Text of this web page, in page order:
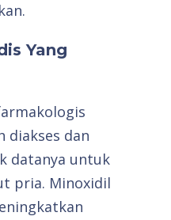
Yang
diakses dan
datanya untuk
pria. Minoxidil